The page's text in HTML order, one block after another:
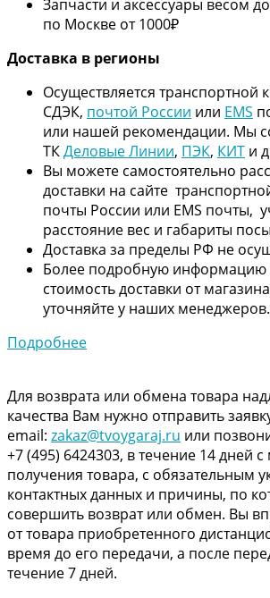
Запчасти и аксессуары весом
по Москве от 1000₽
Доставка в регионы
Осуществляется транспортной
СДЭК, почтой России или EMS
или нашей рекомендации. Мы
ТКДеловые Линии, ПЭК, КИТ и
Вы можете самостоятельно
доставки на сайте
почты России или EMS почты,
расстояние вес и габариты
Доставка за пределы РФ не
Более подробную информацию
стоимость доставки от
уточняйте у наших менеджеров.
Подробнее
Для возврата или обмена товара
качества Вам нужно отправить
email: zakaz@tvoygaraj.ru или
+7 (495) 6424303, в течение 14 дней
получения товара, с обязательным
контактных данных и причины, по
совершить возврат или обмен. Вы
от товара приобретенного
время до его передачи, а после
течение 7 дней.